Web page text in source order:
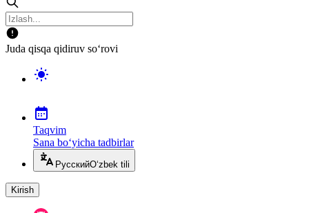
Juda qisqa qidiruv so‘rovi
Taqvim
Sana bo‘yicha tadbirlar
РусскийO‘zbek tili
Kirish